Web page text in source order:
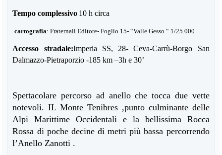
Tempo complessivo 10 h circa
cartografia: Fraternali Editore- Foglio 15- “Valle Gesso “ 1/25.000
Accesso stradale:Imperia SS, 28- Ceva-Carrù-Borgo San
Dalmazzo-Pietraporzio -185 km –3h e 30’
Spettacolare percorso ad anello che tocca due vette
notevoli. IL Monte Tenibres ,punto culminante delle
Alpi Marittime Occidentali e la bellissima Rocca
Rossa di poche decine di metri più bassa percorrendo
l’Anello Zanotti .